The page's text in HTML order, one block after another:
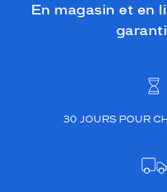
En magasin et en
30 JOURS POUR